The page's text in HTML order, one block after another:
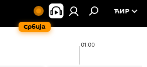
Србија
ЋИР
01:00